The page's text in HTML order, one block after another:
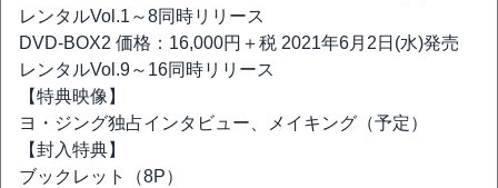
レンタルVol.1～8同時リリース
DVD-BOX2 価格：16,000円＋税 2021年6月2日(水)発売
レンタルVol.9～16同時リリース
【特典映像】
ヨ・ジング独占インタビュー、メイキング（予定）
【封入特典】
ブックレット（8P）